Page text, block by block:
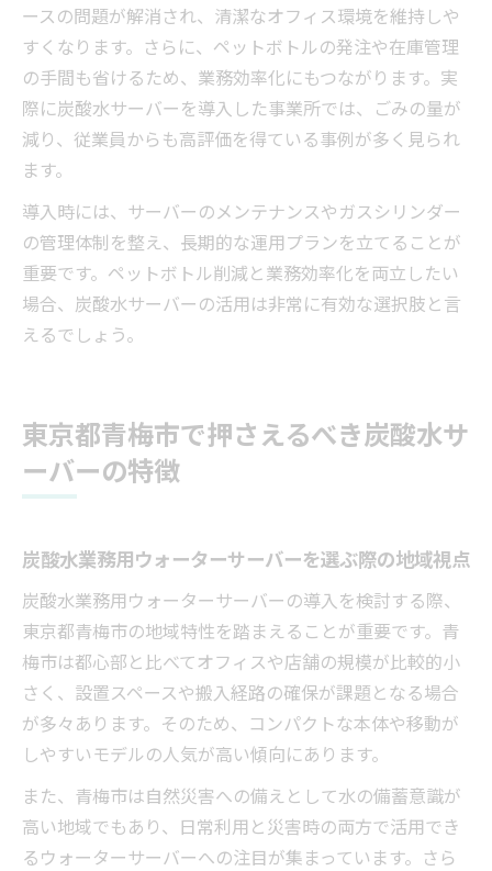
ースの問題が解消され、清潔なオフィス環境を維持しや
すくなります。さらに、ペットボトルの発注や在庫管理
の手間も省けるため、業務効率化にもつながります。実
際に炭酸水サーバーを導入した事業所では、ごみの量が
減り、従業員からも高評価を得ている事例が多く見られ
ます。
導入時には、サーバーのメンテナンスやガスシリンダー
の管理体制を整え、長期的な運用プランを立てることが
重要です。ペットボトル削減と業務効率化を両立したい
場合、炭酸水サーバーの活用は非常に有効な選択肢と言
えるでしょう。
東京都青梅市で押さえるべき炭酸水サ
ーバーの特徴
炭酸水業務用ウォーターサーバーを選ぶ際の地域視点
炭酸水業務用ウォーターサーバーの導入を検討する際、
東京都青梅市の地域特性を踏まえることが重要です。青
梅市は都心部と比べてオフィスや店舗の規模が比較的小
さく、設置スペースや搬入経路の確保が課題となる場合
が多々あります。そのため、コンパクトな本体や移動が
しやすいモデルの人気が高い傾向にあります。
また、青梅市は自然災害への備えとして水の備蓄意識が
高い地域でもあり、日常利用と災害時の両方で活用でき
るウォーターサーバーへの注目が集まっています。さら